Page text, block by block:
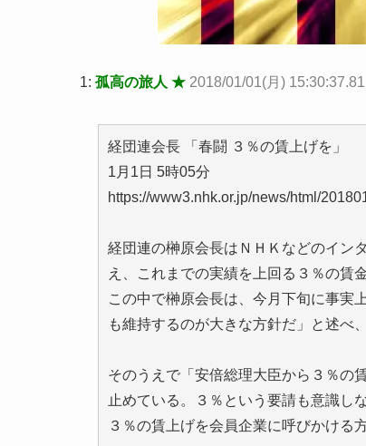
1: 孤高の旅人 ★ 2018/01/01(月)
経団連会長 「春闘 ３％の賃上げを」
1月1日 5時05分
https://www3.nhk.or.jp/news/html/
経団連の榊原会長はＮＨＫなどのイン
え、これまでの実績を上回る３％の賃
この中で榊原会長は、今月下旬に事実
も維持するのが大きな方針だ」と述べ
そのうえで「安倍総理大臣から３％の
止めている。３％という要請も意識し
３％の賃上げを会員企業に呼びかける